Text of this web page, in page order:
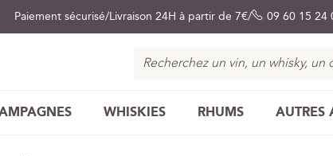
Paiement sécurisé Livraison 24H à partir de 7€ 09 60 15 24
WHISKIES RHUMS AUTRES